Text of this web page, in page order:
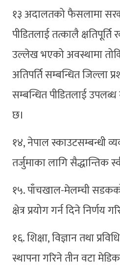
१३ अदालतको फैसलामा
पीडितलाई तत्कालै
उल्लेख भएको अवस्थामा
अतिपर्ति सम्बन्धित जिल्ला
सम्बन्धित पीडितलाई
छ।
१४, नेपाल स्काउटसम्बन्धी
तर्जुमाका लागि सैद्धान्तिक
१५. पाँचखाल-मेलम्ची
क्षेत्र प्रयोग गर्न दिने निर्णय
१६. शिक्षा, विज्ञान तथा
स्थापना गरिने तीन वटा